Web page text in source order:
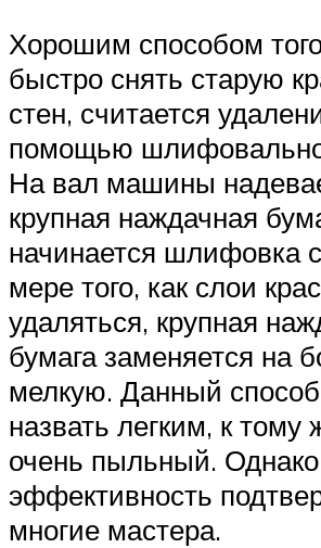
Хорошим способом
быстро снять старую
стен, считается
помощью
На вал машины
крупная наждачная
начинается шлифовка
мере того, как слои
удаляться, крупная
бумага заменяется на
мелкую. Данный
назвать легким, к
очень пыльный.
эффективность
многие мастера.